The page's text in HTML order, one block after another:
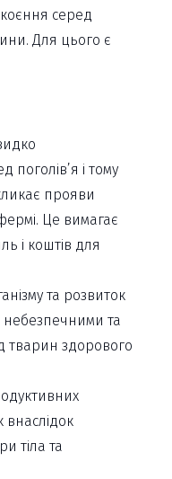
серед
Для цього є
поголів’я і тому
прояви
Це вимагає
і коштів для
та розвиток
та
тварин здорового
тіла та